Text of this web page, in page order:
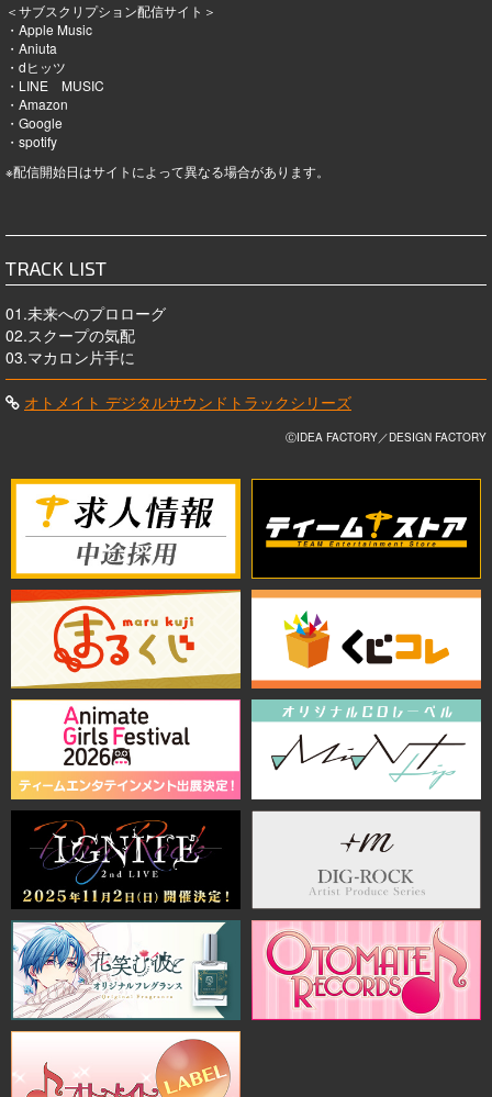
＜サブスクリプション配信サイト＞
・Apple Music
・Aniuta
・dヒッツ
・LINE MUSIC
・Amazon
・Google
・spotify
※配信開始日はサイトによって異なる場合があります。
TRACK LIST
01.未来へのプロローグ
02.スクープの気配
03.マカロン片手に
オトメイト デジタルサウンドトラックシリーズ
ⒸIDEA FACTORY／DESIGN FACTORY